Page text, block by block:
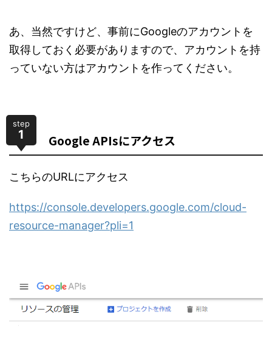
あ、当然ですけど、事前にGoogleのアカウントを
取得しておく必要がありますので、アカウントを持
っていない方はアカウントを作ってください。
step
1 Google APIsにアクセス
こちらのURLにアクセス
https://console.developers.google.com/cloud-
resource-manager?pli=1